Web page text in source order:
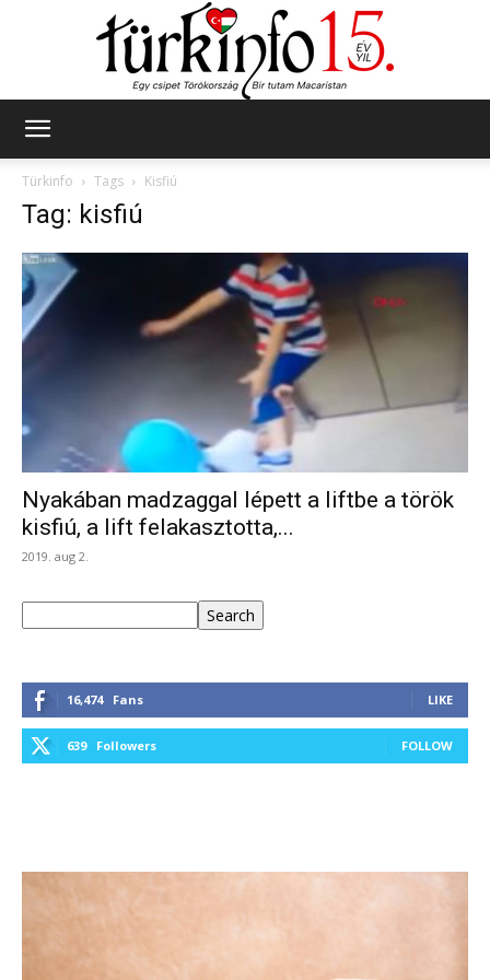
Türkinfo
Tags Kisfiú
Tag: kisfiú
Nyakában madzaggal lépett a liftbe a török
kisfiú, a lift felakasztotta,...
2019. aug 2.
Search
16,474 Fans LIKE
639 Followers FOLLOW